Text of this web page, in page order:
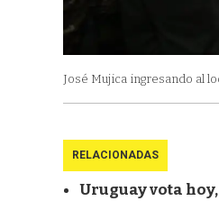
José Mujica ingresando al
RELACIONADAS
Uruguay vota